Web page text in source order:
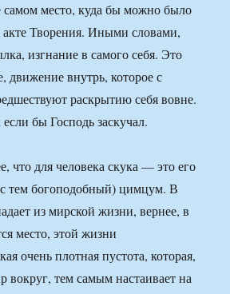
самом место, куда бы можно было
акте Творения. Иными словами,
изгнание в самого себя. Это
движение внутрь, которое с
раскрытию себя вовне.
бы Господь заскучал.
что для человека скука — это его
тем богоподобный) цимцум. В
из мирской жизни, вернее, в
место, этой жизни
очень плотная пустота, которая,
вокруг, тем самым настаивает на